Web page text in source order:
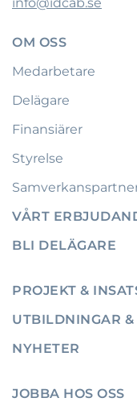
OM OSS
Medarbetare
Delägare
Finansiärer
Styrelse
VÅRT
BLI DELÄGARE
PROJEKT &
UTBILDNINGAR &
NYHETER
JOBBA HOS OSS